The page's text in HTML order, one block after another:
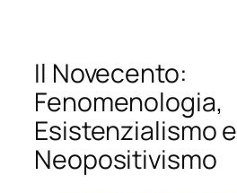
Il Novecento:
Fenomenologia,
Esistenzialismo e
Neopositivismo